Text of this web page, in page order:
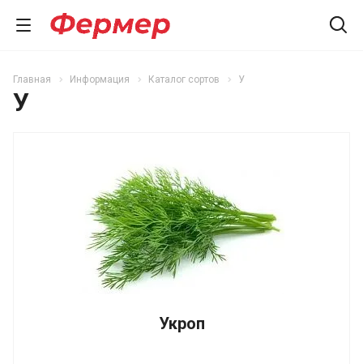
Главная Информация Каталог сортов У
У
Укроп